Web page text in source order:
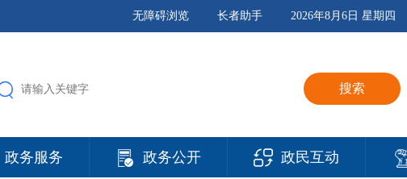
2026年8月6日 星期四
长者助手
无障碍浏览
搜索
政务服务 政务公开 政民互动